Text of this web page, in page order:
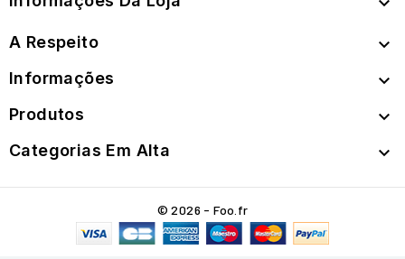
A Respeito 
Informações 
Produtos 
Categorias Em Alta 
© 2026 - Foo.fr